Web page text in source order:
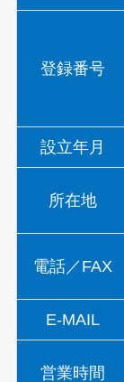
登録番号
設立年月
所在地
電話／FAX
E-MAIL
営業時間